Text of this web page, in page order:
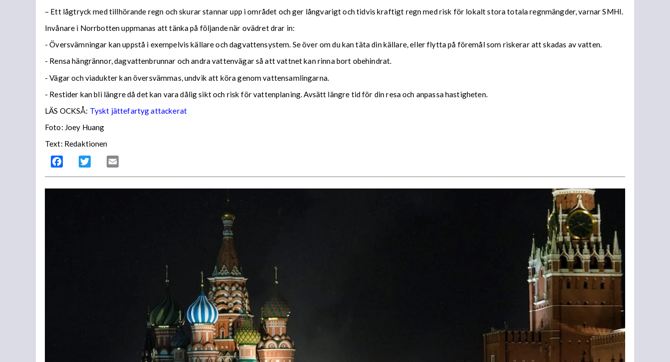
– Ett lågtryck med tillhörande regn och skurar stannar upp i området och ger långvarigt och tidvis kraftigt regn med risk för lokalt stora totala regnmängder, varnar SMHI.
Invånare i Norrbotten uppmanas att tänka på följande när ovädret drar in:
- Översvämningar kan uppstå i exempelvis källare och dagvattensystem. Se över om du kan täta din källare, eller flytta på föremål som riskerar att skadas av vatten.
- Rensa hängrännor, dagvattenbrunnar och andra vattenvägar så att vattnet kan rinna bort obehindrat.
- Vägar och viadukter kan översvämmas, undvik att köra genom vattensamlingarna.
- Restider kan bli längre då det kan vara dålig sikt och risk för vattenplaning. Avsätt längre tid för din resa och anpassa hastigheten.
LÄS OCKSÅ: Tyskt jättefartyg attackerat
Foto: Joey Huang
Text: Redaktionen
Facebook Twitter